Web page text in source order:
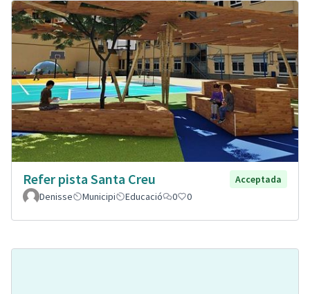
Refer pista Santa Creu
Acceptada
Denisse
Municipi Educació 0 0